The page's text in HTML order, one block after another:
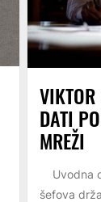
DATI
MREŽI
Uvodna
šefova